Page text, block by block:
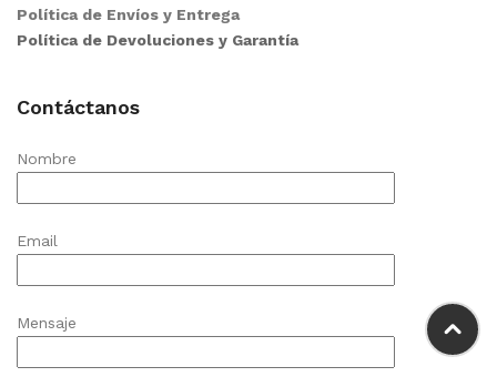
Política de Envíos y Entrega
Política de Devoluciones y Garantía
Contáctanos
Nombre
Email
Mensaje